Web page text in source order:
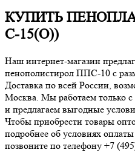
КУПИТЬ
С-15(О))
Наш интернет-магазин
пенополистирол ППС-10 с
Доставка по всей России,
Москва. Мы работаем только
и предлагаем выгодные
Чтобы приобрести товары
подробнее об условиях
позвоните по телефону +7